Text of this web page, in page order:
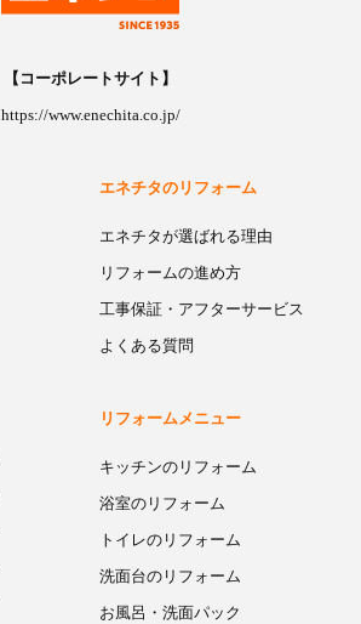
【コーポレートサイト】
https://www.enechita.co.jp/
エネチタのリフォーム
エネチタが選ばれる理由
リフォームの進め方
工事保証・アフターサービス
よくある質問
リフォームメニュー
キッチンのリフォーム
浴室のリフォーム
トイレのリフォーム
洗面台のリフォーム
お風呂・洗面パック